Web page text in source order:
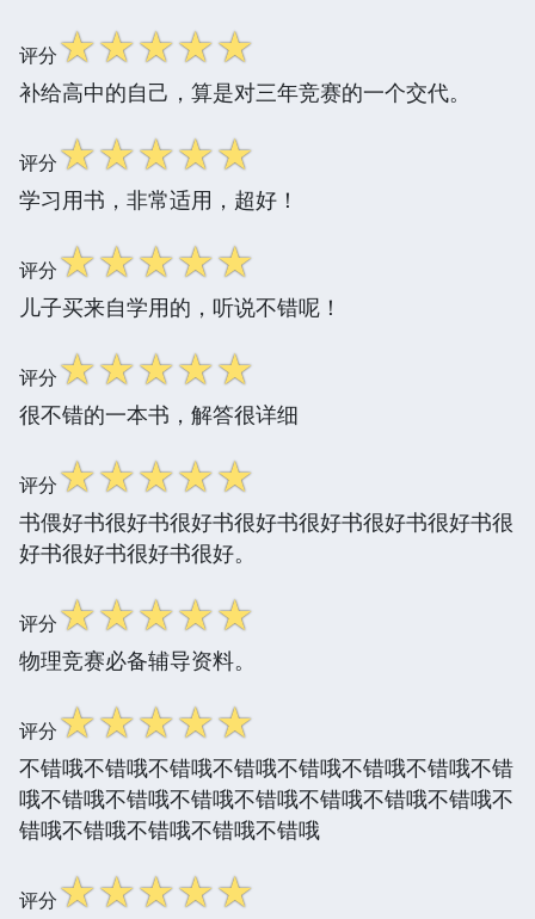
评分☆☆☆☆☆
补给高中的自己，算是对三年竞赛的一个交代。
评分☆☆☆☆☆
学习用书，非常适用，超好！
评分☆☆☆☆☆
儿子买来自学用的，听说不错呢！
评分☆☆☆☆☆
很不错的一本书，解答很详细
评分☆☆☆☆☆
书偎好书很好书很好书很好书很好书很好书很好书很
好书很好书很好书很好。
评分☆☆☆☆☆
物理竞赛必备辅导资料。
评分☆☆☆☆☆
不错哦不错哦不错哦不错哦不错哦不错哦不错哦不错
哦不错哦不错哦不错哦不错哦不错哦不错哦不错哦不
错哦不错哦不错哦不错哦不错哦
评分☆☆☆☆☆